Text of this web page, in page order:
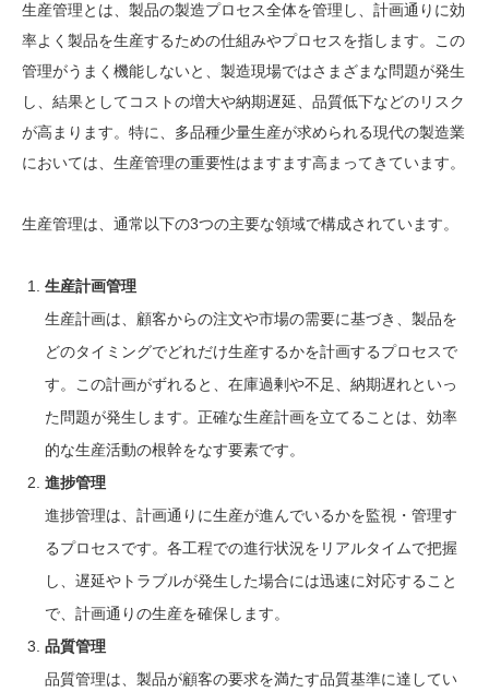
生産管理とは、製品の製造プロセス全体を管理し、計画通りに効
率よく製品を生産するための仕組みやプロセスを指します。この
管理がうまく機能しないと、製造現場ではさまざまな問題が発生
し、結果としてコストの増大や納期遅延、品質低下などのリスク
が高まります。特に、多品種少量生産が求められる現代の製造業
においては、生産管理の重要性はますます高まってきています。
生産管理は、通常以下の3つの主要な領域で構成されています。
生産計画管理
生産計画は、顧客からの注文や市場の需要に基づき、製品を
どのタイミングでどれだけ生産するかを計画するプロセスで
す。この計画がずれると、在庫過剰や不足、納期遅れといっ
た問題が発生します。正確な生産計画を立てることは、効率
的な生産活動の根幹をなす要素です。
進捗管理
進捗管理は、計画通りに生産が進んでいるかを監視・管理す
るプロセスです。各工程での進行状況をリアルタイムで把握
し、遅延やトラブルが発生した場合には迅速に対応すること
で、計画通りの生産を確保します。
品質管理
品質管理は、製品が顧客の要求を満たす品質基準に達してい